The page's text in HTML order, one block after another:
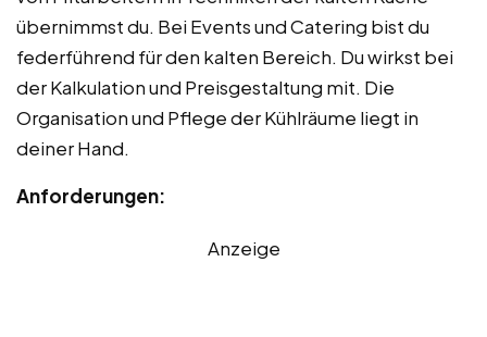
übernimmst du. Bei Events und Catering bist du
federführend für den kalten Bereich. Du wirkst bei
der Kalkulation und Preisgestaltung mit. Die
Organisation und Pflege der Kühlräume liegt in
deiner Hand.
Anforderungen:
Anzeige